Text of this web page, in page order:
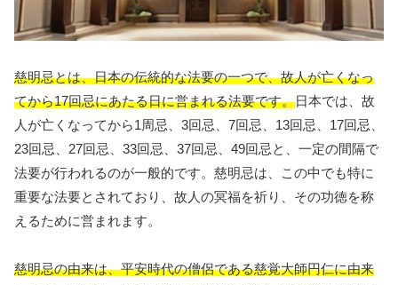
慈明忌とは、日本の伝統的な法要の一つで、故人が亡くなっ
てから17回忌にあたる日に営まれる法要です。日本では、故
人が亡くなってから1周忌、3回忌、7回忌、13回忌、17回忌、
23回忌、27回忌、33回忌、37回忌、49回忌と、一定の間隔で
法要が行われるのが一般的です。慈明忌は、この中でも特に
重要な法要とされており、故人の冥福を祈り、その功徳を称
えるために営まれます。
慈明忌の由来は、平安時代の僧侶である慈覚大師円仁に由来